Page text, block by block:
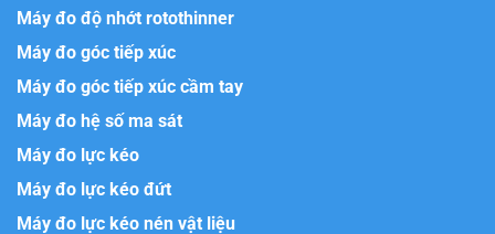
Máy đo độ nhớt rotothinner
Máy đo góc tiếp xúc
Máy đo góc tiếp xúc cầm tay
Máy đo hệ số ma sát
Máy đo lực kéo
Máy đo lực kéo đứt
Máy đo lực kéo nén vật liệu